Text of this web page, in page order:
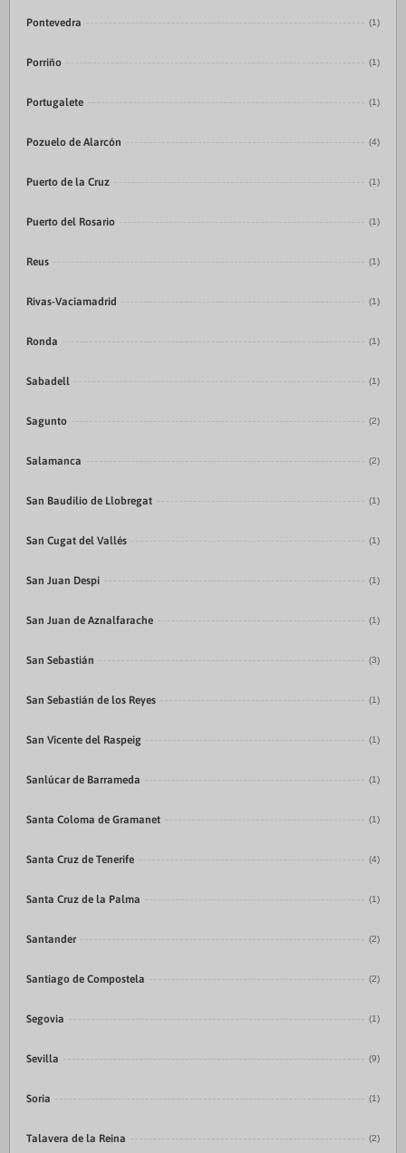
Pontevedra (1)
Porriño (1)
Portugalete (1)
Pozuelo de Alarcón (4)
Puerto de la Cruz (1)
Puerto del Rosario (1)
Reus (1)
Rivas-Vaciamadrid (1)
Ronda (1)
Sabadell (1)
Sagunto (2)
Salamanca (2)
San Baudilio de Llobregat (1)
San Cugat del Vallés (1)
San Juan Despi (1)
San Juan de Aznalfarache (1)
San Sebastián (3)
San Sebastián de los Reyes (1)
San Vicente del Raspeig (1)
Sanlúcar de Barrameda (1)
Santa Coloma de Gramanet (1)
Santa Cruz de Tenerife (4)
Santa Cruz de la Palma (1)
Santander (2)
Santiago de Compostela (2)
Segovia (1)
Sevilla (9)
Soria (1)
Talavera de la Reina (2)